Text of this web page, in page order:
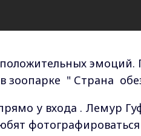
эмоций.
зоопарке " Страна
у входа . Лемур